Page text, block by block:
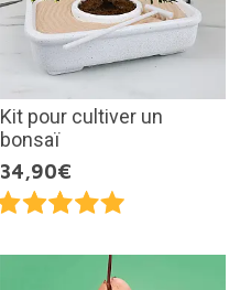
Kit pour cultiver un
bonsaï
34,90€